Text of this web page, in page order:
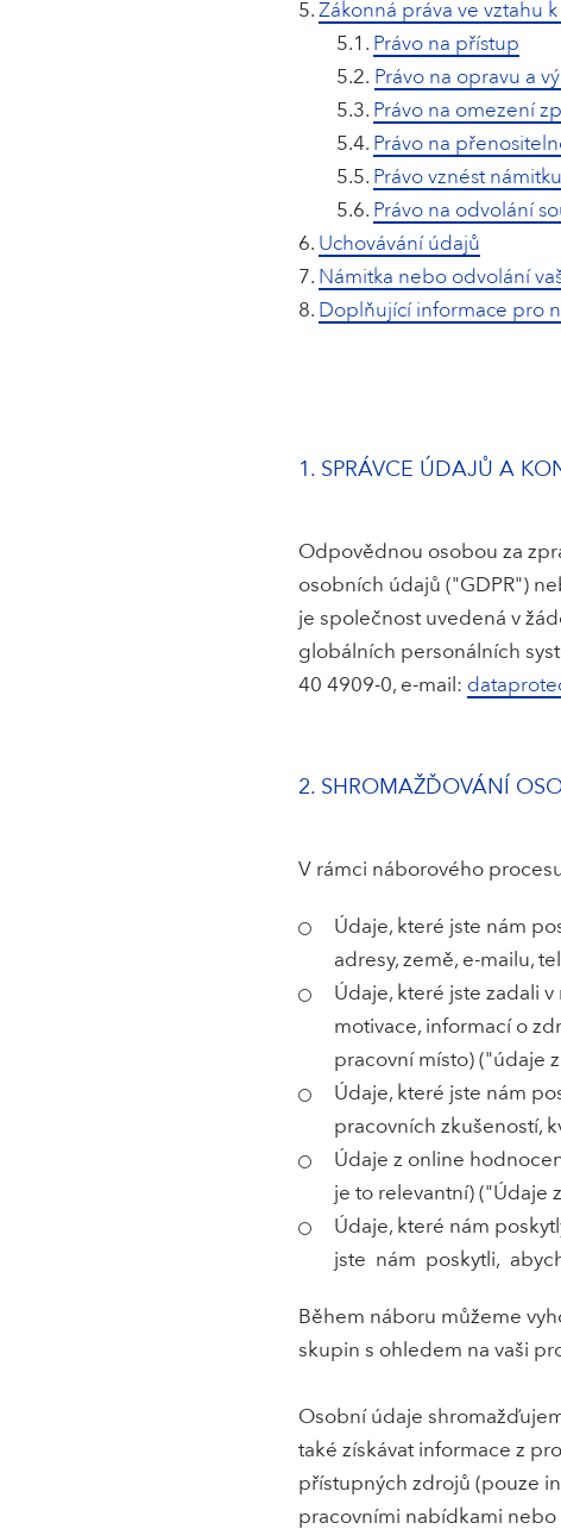
Zákonná práva ve vztahu
5.1. Právo na přístup
5.2. Právo na opravu a
5.3. Právo na omezení
5.4. Právo na
5.5. Právo vznést námitku
5.6. Právo na odvolání
Uchovávání údajů
Námitka nebo odvolání
Doplňující informace pro
1. SPRÁVCE ÚDAJŮ A
Odpovědnou osobou za
osobních údajů ("GDPR")
je společnost uvedená v
globálních personálních
40 4909-0, e-mail:
2. SHROMAŽĎOVÁNÍ
V rámci náborového
Údaje, které jste nám
adresy, země, e-mailu,
Údaje, které jste zadali
motivace, informací o
pracovní místo) ("údaje
Údaje, které jste nám
pracovních zkušeností,
Údaje z online
je to relevantní) ("Údaje
Údaje, které nám
jste nám poskytli,
Během náboru můžeme
skupin s ohledem na vaši
Osobní údaje
také získávat informace z
přístupných zdrojů (pouze
pracovními nabídkami